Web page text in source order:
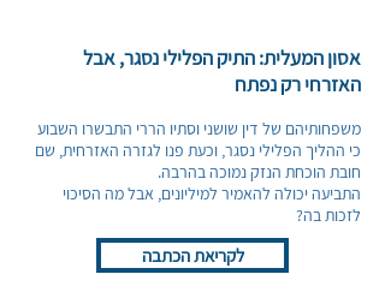
אסון המעלית: התיק הפלילי נסגר, אבל
האזרחי רק נפתח
משפחותיהם של דין שושני וסתיו הררי התבשרו השבוע
כי ההליך הפלילי נסגר, וכעת פנו לגזרה האזרחית, שם
חובת הוכחת הנזק נמוכה בהרבה.
התביעה יכולה להאמיר למיליונים, אבל מה הסיכוי
לזכות בה?
לקריאת הכתבה